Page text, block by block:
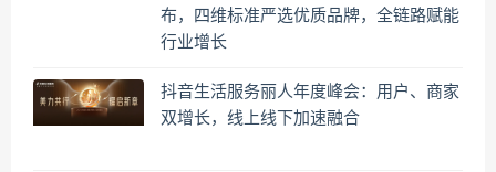
布，四维标准严选优质品牌，全链路赋能
行业增长
抖音生活服务丽人年度峰会：用户、商家
双增长，线上线下加速融合